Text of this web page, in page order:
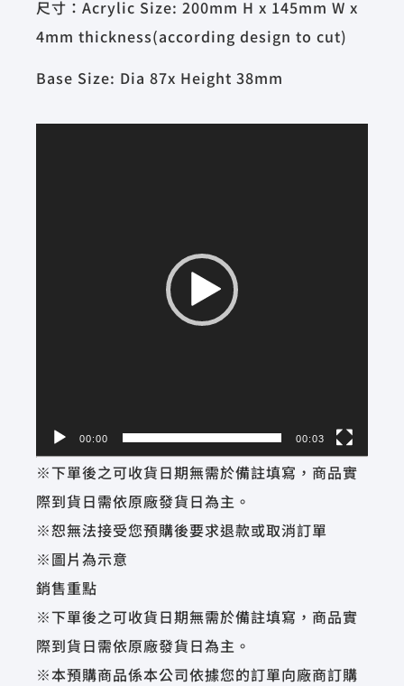
尺寸：Acrylic Size: 200mm H x 145mm W x
4mm thickness(according design to cut)
Base Size: Dia 87x Height 38mm
00:00 00:03
※下單後之可收貨日期無需於備註填寫，商品實
際到貨日需依原廠發貨日為主。
※恕無法接受您預購後要求退款或取消訂單
※圖片為示意
銷售重點
※下單後之可收貨日期無需於備註填寫，商品實
際到貨日需依原廠發貨日為主。
※本預購商品係本公司依據您的訂單向廠商訂購